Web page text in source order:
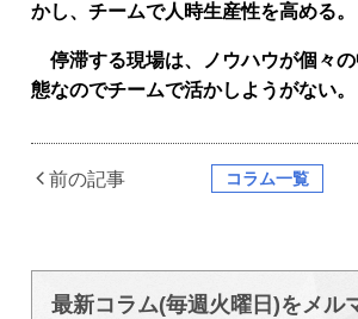
かし、チームで人時生産性を高める。
停滞する現場は、ノウハウが個々
態なのでチームで活かしようがない。
前の記事 コラム一覧
最新コラム(毎週火曜日)をメル